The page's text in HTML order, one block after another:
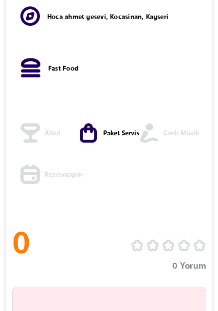
Hoca ahmet yesevi, Kocasinan, Kayseri
Fast Food
Alkol Paket Servis Canlı Müzik
Rezervasyon
0
0 Yorum